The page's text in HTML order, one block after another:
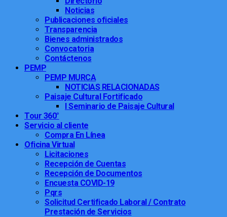
Noticias
Publicaciones oficiales
Transparencia
Bienes administrados
Convocatoria
Contáctenos
PEMP
PEMP MURCA
NOTICIAS RELACIONADAS
Paisaje Cultural Fortificado
I Seminario de Paisaje Cultural
Tour 360°
Servicio al cliente
Compra En Línea
Oficina Virtual
Licitaciones
Recepción de Cuentas
Recepción de Documentos
Encuesta COVID-19
Pqrs
Solicitud Certificado Laboral / Contrato
Prestación de Servicios